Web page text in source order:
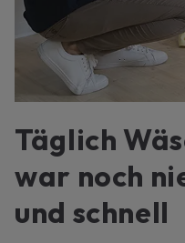
Täglich
war noch
und schnell